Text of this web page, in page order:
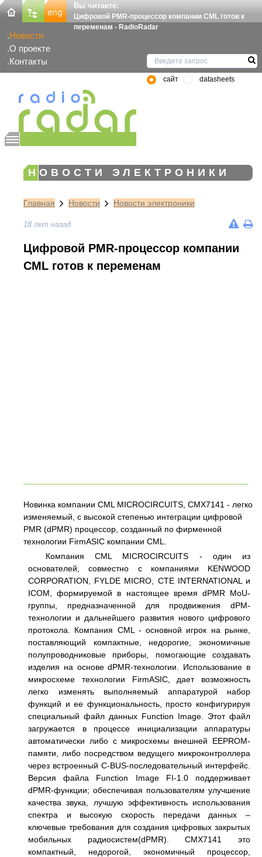
Вы читаете:
Цифровой PMR-процессор компании CML готов к
переменам - RadioRadar
Новости
О проекте
Контакты
сайт datasheets
НОВОСТИ ЭЛЕКТРОНИКИ
Главная Новости Новости электроники
18 лет назад
Цифровой PMR-процессор компании
CML готов к переменам
Новинка компании CML MICROCIRCUITS, CMX7141 - легко
изменяемый, с высокой степенью интеграции цифровой
PMR (dPMR) процессор, созданный по фирменной
технологии FirmASIC компании CML.
Компания CML MICROCIRCUITS - один из
основателей, совместно с компаниями KENWOOD
CORPORATION, FYLDE MICRO, CTE INTERNATIONAL и
ICOM, формируемой в настоящее время dPMR MoU-
группы, предназначенной для продвижения dPM-
технологии и дальнейшего развития нового цифрового
протокола. Компания CML - основной игрок на рынке,
поставляющий компактные, недорогие, экономичные
полупроводниковые приборы, помогающие создавать
изделия на основе dPMR-технологии. Использование в
микросхеме технологии FirmASIC, дает возможность
легко изменять выполняемый аппаратурой набор
функций и ее функциональность, просто конфигурируя
специальный файл данных Function Image. Этот файл
загружается в процессе инициализации аппаратуры
автоматически либо с микросхемы внешней EEPROM-
памяти, либо посредством ведущего микроконтроллера
через встроенный C-BUS-последовательный интерфейс.
Версия файла Function Image FI-1.0 поддерживает
dPMR-функции; обеспечивая пользователям улучшение
качества звука, лучшую эффективность использования
спектра и высокую скорость передачи данных –
ключевые требования для создания цифровых закрытых
мобильных радиосистем(dPMR). CMX7141 это
компактный, недорогой, экономичный процессор,